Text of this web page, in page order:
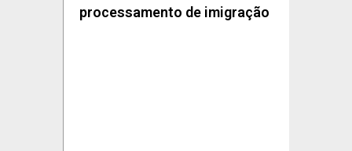
processamento de imigração